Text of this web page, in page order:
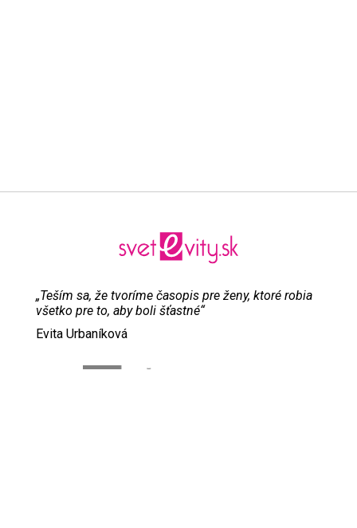
„Teším sa, že tvoríme časopis pre ženy, ktoré robia
všetko pre to, aby boli šťastné“
Evita Urbaníková